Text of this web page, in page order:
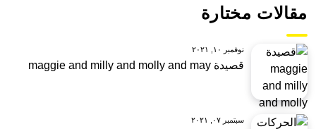
مقالات مختارة
نوفمبر ١٠, ٢٠٢١
قصيدة maggie and milly and molly and may
سبتمبر ٠٧, ٢٠٢١